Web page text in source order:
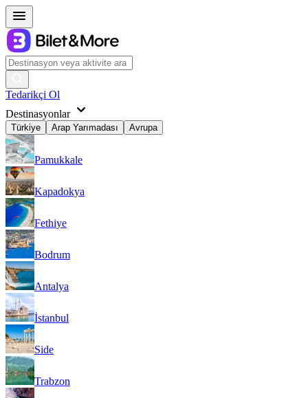
Tedarikçi Ol
Destinasyonlar
Türkiye Arap Yarımadası Avrupa
Pamukkale
Kapadokya
Fethiye
Bodrum
Antalya
İstanbul
Side
Trabzon